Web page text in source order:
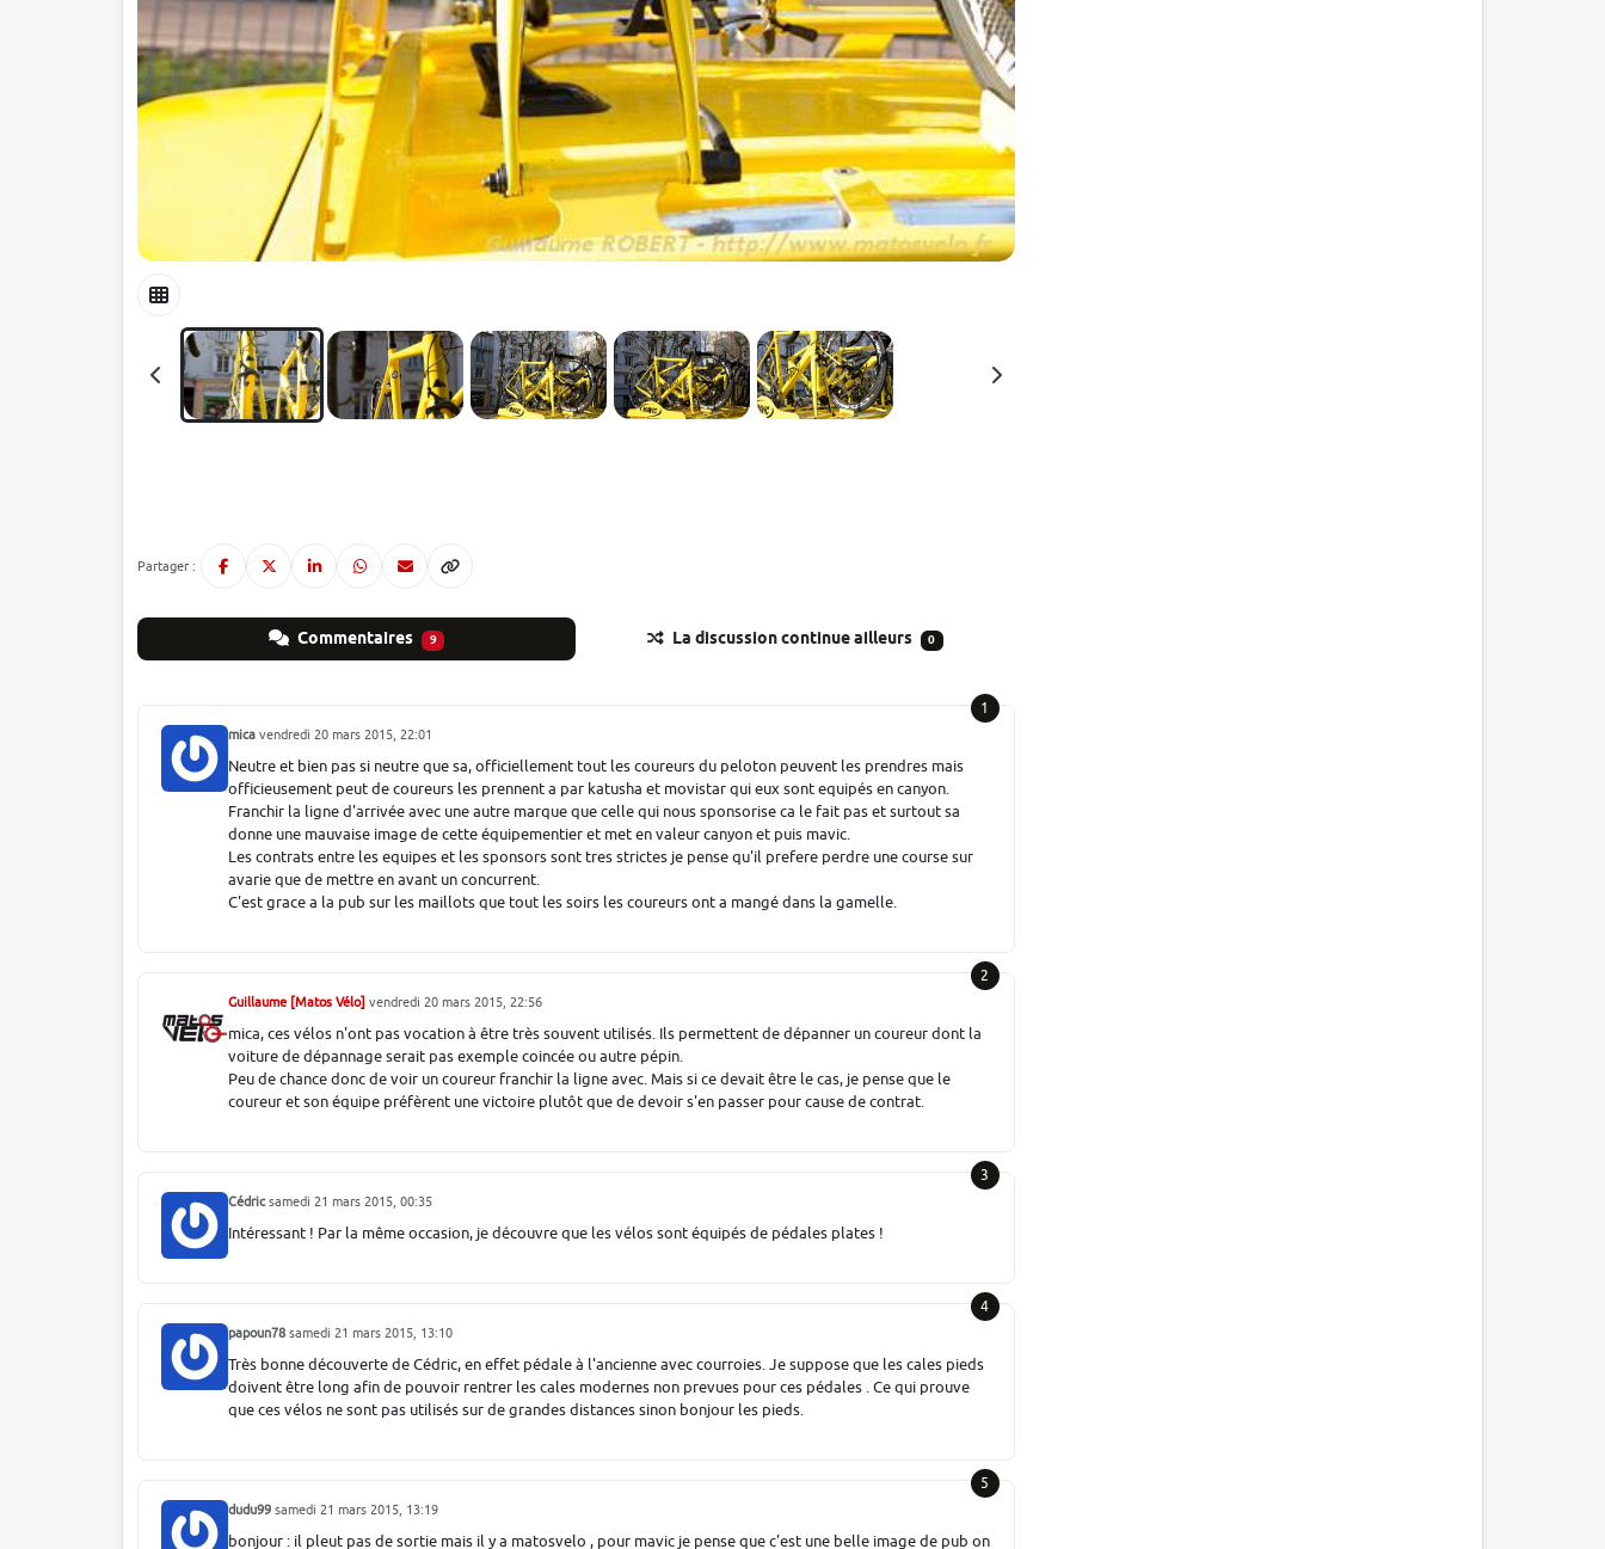
Partager :
Commentaires 9 La discussion continue ailleurs 0
1
mica vendredi 20 mars 2015, 22:01
Neutre et bien pas si neutre que sa, officiellement tout les coureurs du peloton peuvent les prendres mais
officieusement peut de coureurs les prennent a par katusha et movistar qui eux sont equipés en canyon.
Franchir la ligne d'arrivée avec une autre marque que celle qui nous sponsorise ca le fait pas et surtout sa
donne une mauvaise image de cette équipementier et met en valeur canyon et puis mavic.
Les contrats entre les equipes et les sponsors sont tres strictes je pense qu'il prefere perdre une course sur
avarie que de mettre en avant un concurrent.
C'est grace a la pub sur les maillots que tout les soirs les coureurs ont a mangé dans la gamelle.
2
Guillaume [Matos Vélo] vendredi 20 mars 2015, 22:56
mica, ces vélos n'ont pas vocation à être très souvent utilisés. Ils permettent de dépanner un coureur dont la
voiture de dépannage serait pas exemple coincée ou autre pépin.
Peu de chance donc de voir un coureur franchir la ligne avec. Mais si ce devait être le cas, je pense que le
coureur et son équipe préfèrent une victoire plutôt que de devoir s'en passer pour cause de contrat.
3
Cédricsamedi 21 mars 2015, 00:35
Intéressant ! Par la même occasion, je découvre que les vélos sont équipés de pédales plates !
4
papoun78 samedi 21 mars 2015, 13:10
Très bonne découverte de Cédric, en effet pédale à l'ancienne avec courroies. Je suppose que les cales pieds
doivent être long afin de pouvoir rentrer les cales modernes non prevues pour ces pédales . Ce qui prouve
que ces vélos ne sont pas utilisés sur de grandes distances sinon bonjour les pieds.
5
dudu99 samedi 21 mars 2015, 13:19
bonjour : il pleut pas de sortie mais il y a matosvelo , pour mavic je pense que c'est une belle image de pub on